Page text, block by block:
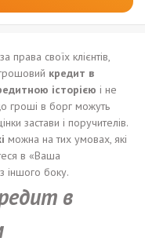
права своїх клієнтів,
кредит в
ою історією і не
гроші в борг можуть
застави і поручителів.
можна на тих умовах, які
в «Ваша
іншого боку.
в